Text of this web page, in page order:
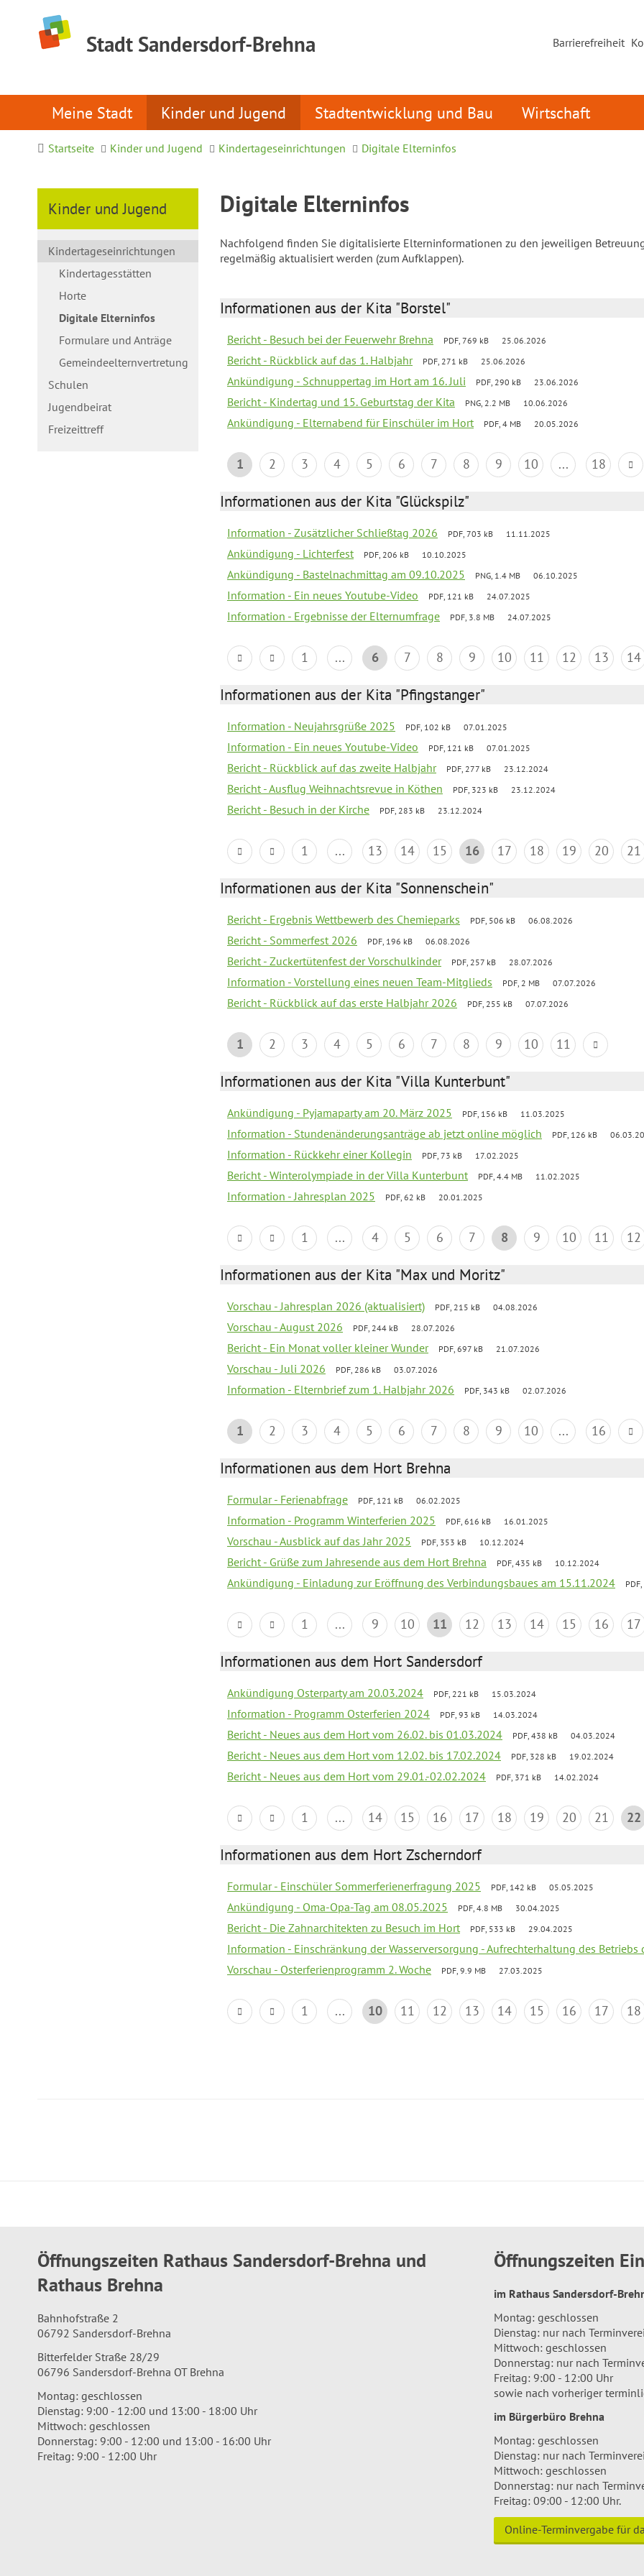
Stadt Sandersdorf-Brehna Barrierefreiheit
Meine Stadt Kinder und Jugend Stadtentwicklung und Bau Wirtschaft
Startseite Kinder und Jugend Kindertageseinrichtungen Digitale Elterninfos
Kinder und Jugend
Kindertageseinrichtungen
Kindertagesstätten
Horte
Digitale Elterninfos
Formulare und Anträge
Gemeindeelternvertretung
Schulen
Jugendbeirat
Freizeittreff
Digitale Elterninfos
Nachfolgend finden Sie digitalisierte Elterninformationen zu den jeweiligen
regelmäßig aktualisiert werden (zum Aufklappen).
Informationen aus der Kita "Borstel"
Bericht - Besuch bei der Feuerwehr Brehna PDF, 769 kB 25.06.2026
Bericht - Rückblick auf das 1. Halbjahr PDF, 271 kB 25.06.2026
Ankündigung - Schnuppertag im Hort am 16. Juli PDF, 290 kB 23.06.2026
Bericht - Kindertag und 15. Geburtstag der Kita PNG, 2.2 MB 10.06.2026
Ankündigung - Elternabend für Einschüler im Hort PDF, 4 MB 20.05.2026
1 2 3 4 5 6 7 8 9 10 ... 18
Informationen aus der Kita "Glückspilz"
Information - Zusätzlicher Schließtag 2026 PDF, 703 kB 11.11.2025
Ankündigung - Lichterfest PDF, 206 kB 10.10.2025
Ankündigung - Bastelnachmittag am 09.10.2025 PNG, 1.4 MB 06.10.2025
Information - Ein neues Youtube-Video PDF, 121 kB 24.07.2025
Information - Ergebnisse der Elternumfrage PDF, 3.8 MB 24.07.2025
1 ... 6 7 8 9 10 11 12 13 14
Informationen aus der Kita "Pfingstanger"
Information - Neujahrsgrüße 2025 PDF, 102 kB 07.01.2025
Information - Ein neues Youtube-Video PDF, 121 kB 07.01.2025
Bericht - Rückblick auf das zweite Halbjahr PDF, 277 kB 23.12.2024
Bericht - Ausflug Weihnachtsrevue in Köthen PDF, 323 kB 23.12.2024
Bericht - Besuch in der Kirche PDF, 283 kB 23.12.2024
1 ... 13 14 15 16 17 18 19 20 21
Informationen aus der Kita "Sonnenschein"
Bericht - Ergebnis Wettbewerb des Chemieparks PDF, 506 kB 06.08.2026
Bericht - Sommerfest 2026 PDF, 196 kB 06.08.2026
Bericht - Zuckertütenfest der Vorschulkinder PDF, 257 kB 28.07.2026
Information - Vorstellung eines neuen Team-Mitglieds PDF, 2 MB 07.07.2026
Bericht - Rückblick auf das erste Halbjahr 2026 PDF, 255 kB 07.07.2026
1 2 3 4 5 6 7 8 9 10 11
Informationen aus der Kita "Villa Kunterbunt"
Ankündigung - Pyjamaparty am 20. März 2025 PDF, 156 kB 11.03.2025
Information - Stundenänderungsanträge ab jetzt online möglich PDF, 126 kB
Information - Rückkehr einer Kollegin PDF, 73 kB 17.02.2025
Bericht - Winterolympiade in der Villa Kunterbunt PDF, 4.4 MB 11.02.2025
Information - Jahresplan 2025 PDF, 62 kB 20.01.2025
1 ... 4 5 6 7 8 9 10 11 12
Informationen aus der Kita "Max und Moritz"
Vorschau - Jahresplan 2026 (aktualisiert) PDF, 215 kB 04.08.2026
Vorschau - August 2026 PDF, 244 kB 28.07.2026
Bericht - Ein Monat voller kleiner Wunder PDF, 697 kB 21.07.2026
Vorschau - Juli 2026 PDF, 286 kB 03.07.2026
Information - Elternbrief zum 1. Halbjahr 2026 PDF, 343 kB 02.07.2026
1 2 3 4 5 6 7 8 9 10 ... 16
Informationen aus dem Hort Brehna
Formular - Ferienabfrage PDF, 121 kB 06.02.2025
Information - Programm Winterferien 2025 PDF, 616 kB 16.01.2025
Vorschau - Ausblick auf das Jahr 2025 PDF, 353 kB 10.12.2024
Bericht - Grüße zum Jahresende aus dem Hort Brehna PDF, 435 kB 10.12.2024
Ankündigung - Einladung zur Eröffnung des Verbindungsbaues am 15.11.2024
1 ... 9 10 11 12 13 14 15 16 17
Informationen aus dem Hort Sandersdorf
Ankündigung Osterparty am 20.03.2024 PDF, 221 kB 15.03.2024
Information - Programm Osterferien 2024 PDF, 93 kB 14.03.2024
Bericht - Neues aus dem Hort vom 26.02. bis 01.03.2024 PDF, 438 kB 04.03.2024
Bericht - Neues aus dem Hort vom 12.02. bis 17.02.2024 PDF, 328 kB 19.02.2024
Bericht - Neues aus dem Hort vom 29.01.-02.02.2024 PDF, 371 kB 14.02.2024
1 ... 14 15 16 17 18 19 20 21 22
Informationen aus dem Hort Zscherndorf
Formular - Einschüler Sommerferienerfragung 2025 PDF, 142 kB 05.05.2025
Ankündigung - Oma-Opa-Tag am 08.05.2025 PDF, 4.8 MB 30.04.2025
Bericht - Die Zahnarchitekten zu Besuch im Hort PDF, 533 kB 29.04.2025
Information - Einschränkung der Wasserversorgung - Aufrechterhaltung des Betriebs
Vorschau - Osterferienprogramm 2. Woche PDF, 9.9 MB 27.03.2025
1 ... 10 11 12 13 14 15 16 17 18
Öffnungszeiten Rathaus Sandersdorf-Brehna und
Rathaus Brehna
Bahnhofstraße 2
06792 Sandersdorf-Brehna
Bitterfelder Straße 28/29
06796 Sandersdorf-Brehna OT Brehna
Montag: geschlossen
Dienstag: 9:00 - 12:00 und 13:00 - 18:00 Uhr
Mittwoch: geschlossen
Donnerstag: 9:00 - 12:00 und 13:00 - 16:00 Uhr
Freitag: 9:00 - 12:00 Uhr
Öffnungszeiten
im Rathaus Sandersdorf-
Montag: geschlossen
Dienstag: nur nach
Mittwoch: geschlossen
Donnerstag: nur nach
Freitag: 9:00 - 12:00 Uhr
sowie nach vorheriger
im Bürgerbüro Brehna
Montag: geschlossen
Dienstag: nur nach
Mittwoch: geschlossen
Donnerstag: nur nach
Freitag: 09:00 - 12:00 Uhr.
Online-Terminvergabe für